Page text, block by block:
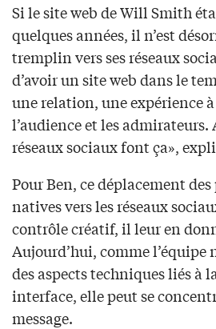
Si le site web de Will Smith
quelques années, il n’est
tremplin vers ses réseaux
d’avoir un site web dans le
une relation, une expérience
l’audience et les admirateurs.
réseaux sociaux font ça»,
Pour Ben, ce déplacement
natives vers les réseaux
contrôle créatif, il leur en
Aujourd’hui, comme l’équipe
des aspects techniques liés à
interface, elle peut se
message.